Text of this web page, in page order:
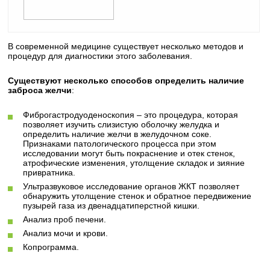
В современной медицине существует несколько методов и
процедур для диагностики этого заболевания.
Существуют несколько способов определить наличие
заброса желчи:
Фиброгастродуоденоскопия – это процедура, которая
позволяет изучить слизистую оболочку желудка и
определить наличие желчи в желудочном соке.
Признаками патологического процесса при этом
исследовании могут быть покраснение и отек стенок,
атрофические изменения, утолщение складок и зияние
привратника.
Ультразвуковое исследование органов ЖКТ позволяет
обнаружить утолщение стенок и обратное передвижение
пузырей газа из двенадцатиперстной кишки.
Анализ проб печени.
Анализ мочи и крови.
Копрограмма.